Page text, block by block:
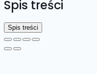
Spis treści
Spis treści